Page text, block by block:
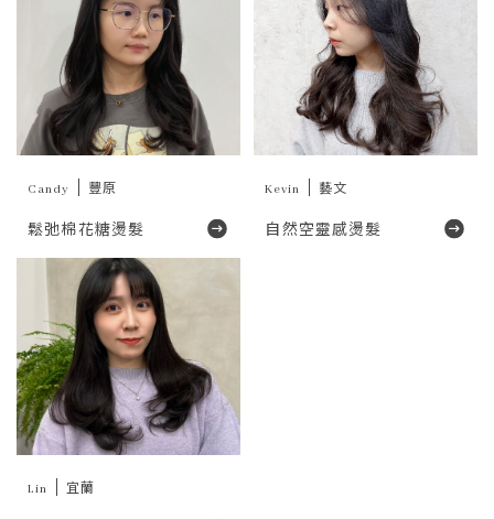
Candy 豐原
鬆弛棉花糖燙髮
Kevin 藝文
自然空靈感燙髮
Lin 宜蘭